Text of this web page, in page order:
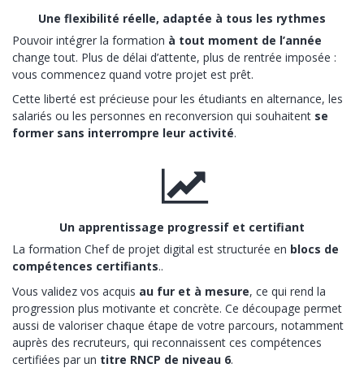
Une flexibilité réelle, adaptée à tous les rythmes
Pouvoir intégrer la formation à tout moment de l’année
change tout. Plus de délai d’attente, plus de rentrée imposée :
vous commencez quand votre projet est prêt.
Cette liberté est précieuse pour les étudiants en alternance, les
salariés ou les personnes en reconversion qui souhaitent se
former sans interrompre leur activité.
Un apprentissage progressif et certifiant
La formation Chef de projet digital est structurée en blocs de
compétences certifiants..
Vous validez vos acquis au fur et à mesure, ce qui rend la
progression plus motivante et concrète. Ce découpage permet
aussi de valoriser chaque étape de votre parcours, notamment
auprès des recruteurs, qui reconnaissent ces compétences
certifiées par un titre RNCP de niveau 6.